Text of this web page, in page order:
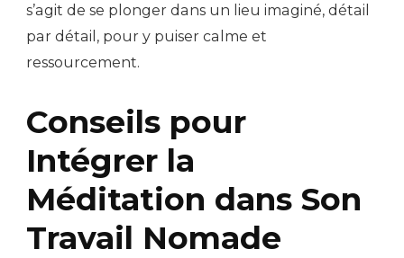
s’agit de se plonger dans un lieu imaginé, détail
par détail, pour y puiser calme et
ressourcement.
Conseils pour
Intégrer la
Méditation dans Son
Travail Nomade